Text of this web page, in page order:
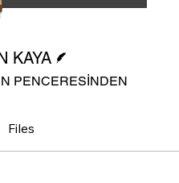
KAYA
PENCERESİNDEN
Files